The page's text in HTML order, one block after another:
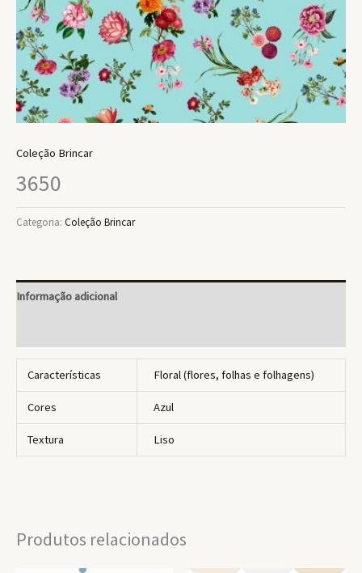
Coleção Brincar
3650
Categoria: Coleção Brincar
Informação adicional
Características Floral (flores, folhas e folhagens)
Cores Azul
Textura Liso
Produtos relacionados